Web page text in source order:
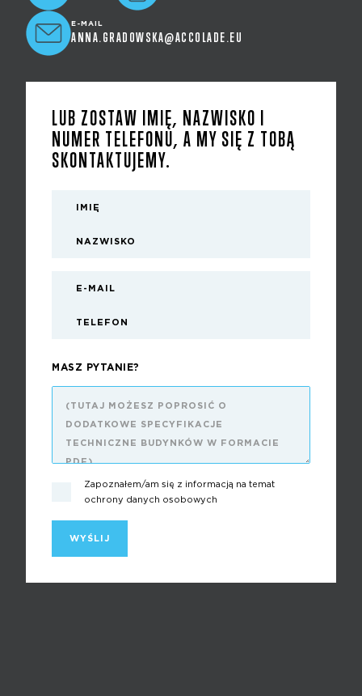
E-MAIL
ANNA.GRADOWSKA@ACCOLADE.EU
LUB ZOSTAW IMIĘ, NAZWISKO I
NUMER TELEFONU, A MY SIĘ Z TOBĄ
SKONTAKTUJEMY.
MASZ PYTANIE?
Zapoznałem/am się z informacją na temat
ochrony danych osobowych